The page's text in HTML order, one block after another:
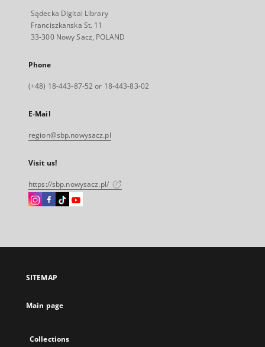
Sądecka Digital Library
Franciszkanska St. 11
33-300 Nowy Sacz, POLAND
Phone
(+48) 18-443-87-52 or 18-443-83-02
E-Mail
region@sbp.nowysacz.pl
Visit us!
https://sbp.nowysacz.pl/
Instagram
open
new
Facebook
open
new
Instagram
open
new
Instagram
open
SITEMAP
Main page
Collections